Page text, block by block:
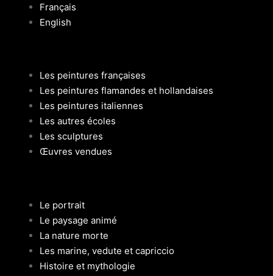
Français
English
Les peintures françaises
Les peintures flamandes et hollandaises
Les peintures italiennes
Les autres écoles
Les sculptures
Œuvres vendues
Le portrait
Le paysage animé
La nature morte
Les marine, vedute et capriccio
Histoire et mythologie